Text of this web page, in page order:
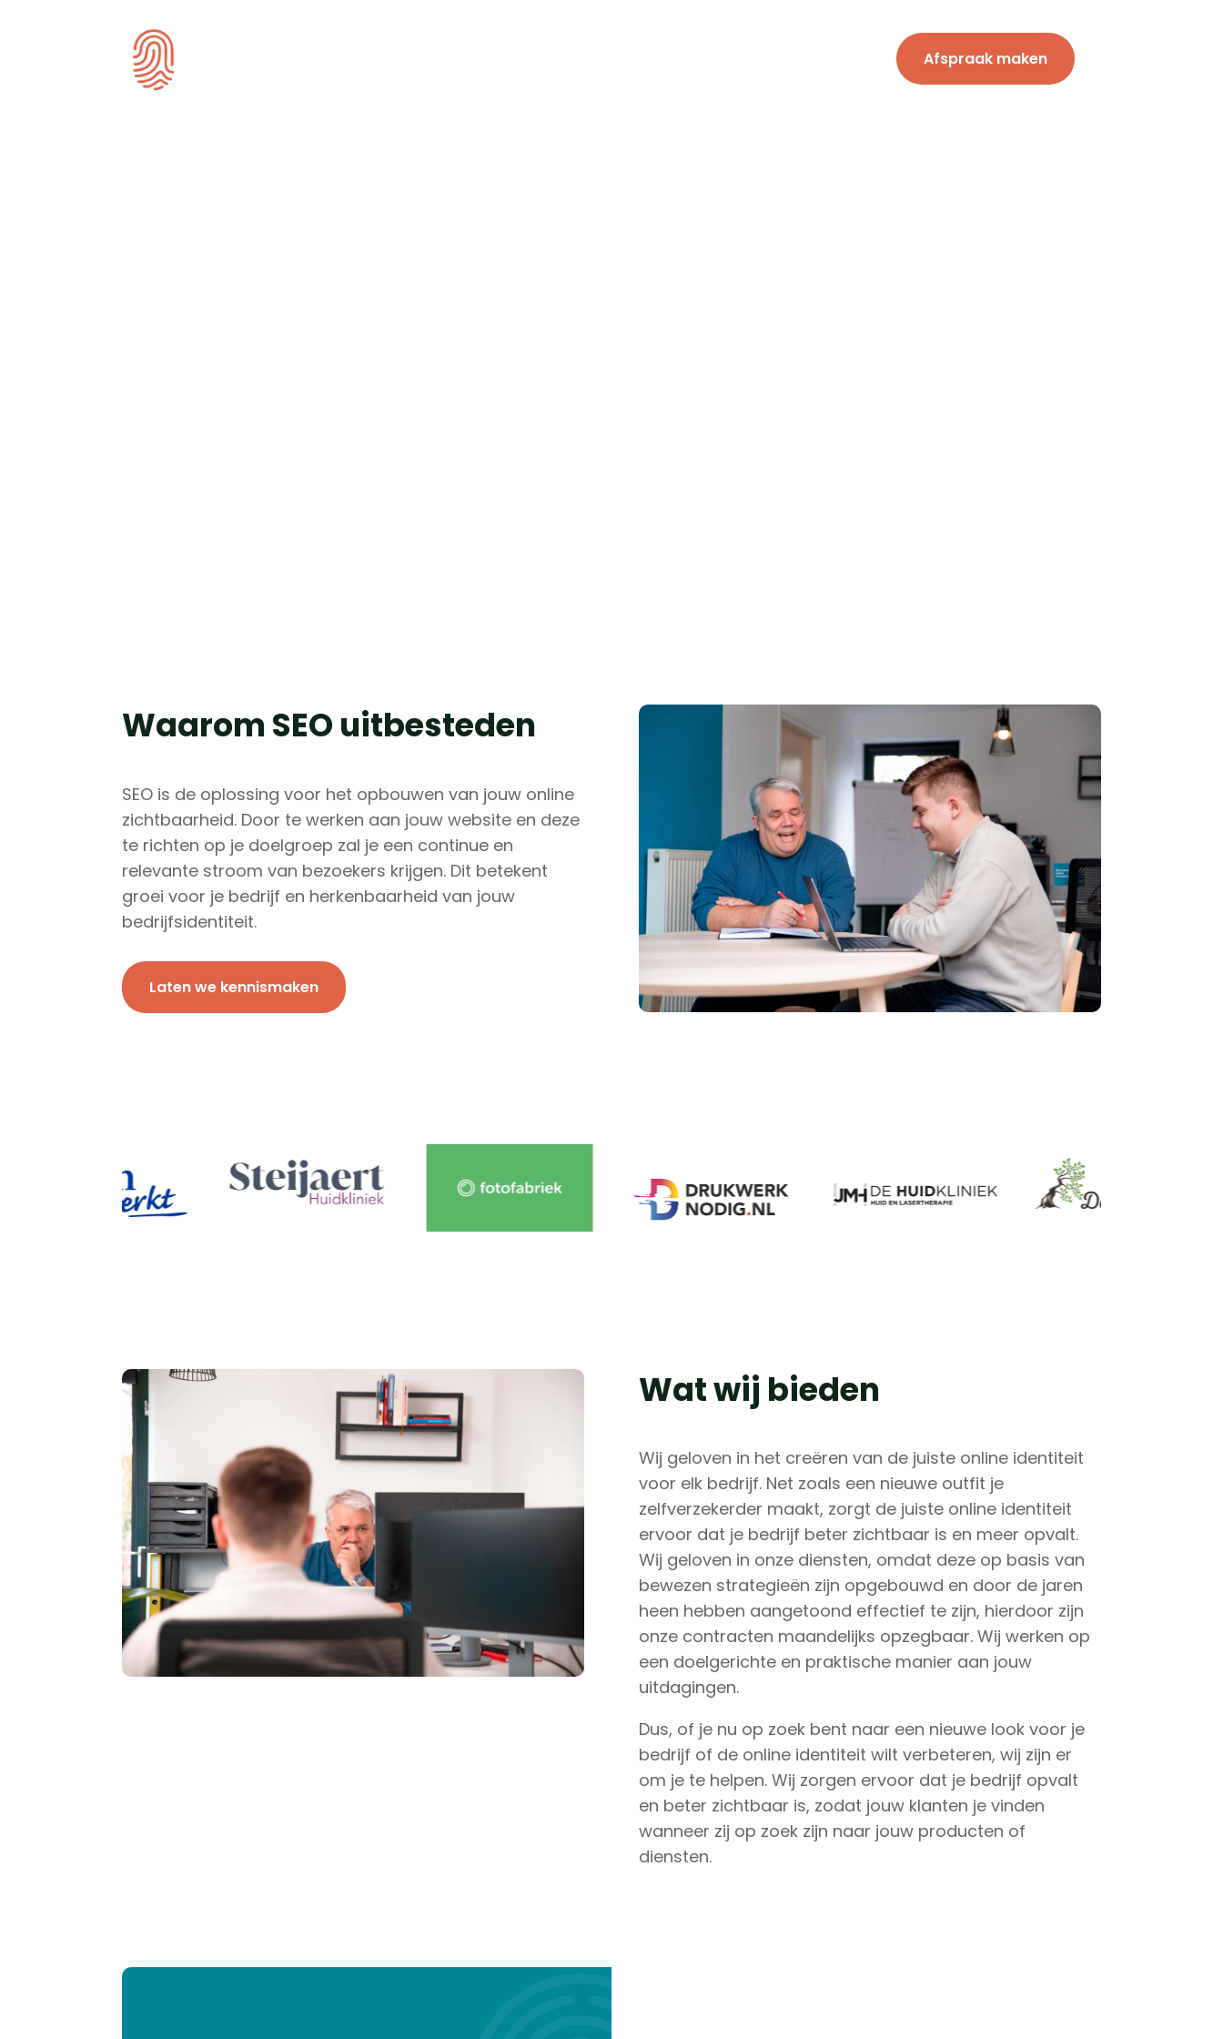
Afspraak maken
Waarom SEO uitbesteden
SEO is de oplossing voor het opbouwen van jouw online
zichtbaarheid. Door te werken aan jouw website en deze
te richten op je doelgroep zal je een continue en
relevante stroom van bezoekers krijgen. Dit betekent
groei voor je bedrijf en herkenbaarheid van jouw
bedrijfsidentiteit.
Laten we kennismaken
Wat wij bieden
Wij geloven in het creëren van de juiste online identiteit
voor elk bedrijf. Net zoals een nieuwe outfit je
zelfverzekerder maakt, zorgt de juiste online identiteit
ervoor dat je bedrijf beter zichtbaar is en meer opvalt.
Wij geloven in onze diensten, omdat deze op basis van
bewezen strategieën zijn opgebouwd en door de jaren
heen hebben aangetoond effectief te zijn, hierdoor zijn
onze contracten maandelijks opzegbaar. Wij werken op
een doelgerichte en praktische manier aan jouw
uitdagingen.
Dus, of je nu op zoek bent naar een nieuwe look voor je
bedrijf of de online identiteit wilt verbeteren, wij zijn er
om je te helpen. Wij zorgen ervoor dat je bedrijf opvalt
en beter zichtbaar is, zodat jouw klanten je vinden
wanneer zij op zoek zijn naar jouw producten of
diensten.